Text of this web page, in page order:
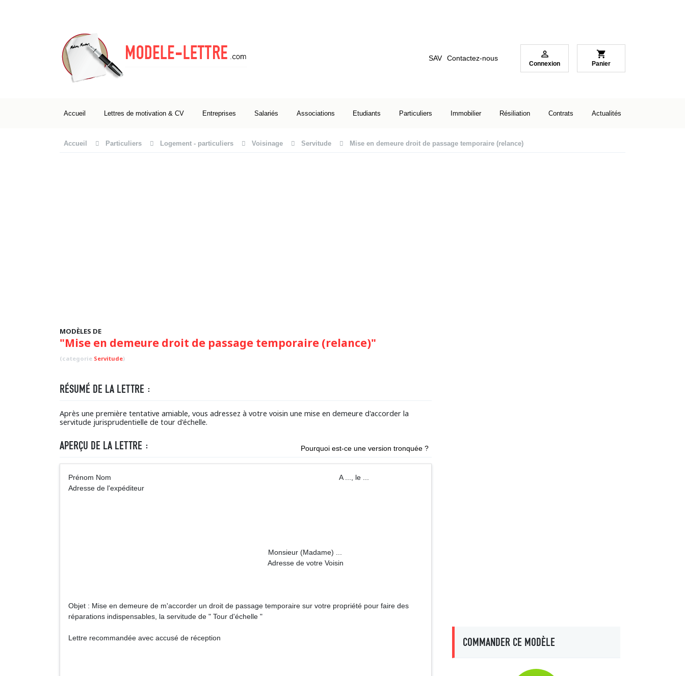
SAV Contactez-nous 
Connexion
shopping_cart
Panier
Accueil Lettres de motivation & CV Entreprises Salariés Associations Etudiants Particuliers Immobilier Résiliation Contrats Actualités
Accueil Particuliers Logement - particuliers Voisinage Servitude Mise en demeure droit de passage temporaire (relance)
MODÈLES DE
"Mise en demeure droit de passage temporaire (relance)"
(categorie Servitude)
RÉSUMÉ DE LA LETTRE :
Après une première tentative amiable, vous adressez à votre voisin une mise en demeure d'accorder la
servitude jurisprudentielle de tour d'échelle.
APERÇU DE LA LETTRE : Pourquoi est-ce une version tronquée ?
Prénom Nom A ..., le ...
Adresse de l'expéditeur
Monsieur (Madame) ...
Adresse de votre Voisin
Objet : Mise en demeure de m'accorder un droit de passage temporaire sur votre propriété pour faire des
réparations indispensables, la servitude de " Tour d'échelle "
Lettre recommandée avec accusé de réception COMMANDER CE MODÈLE